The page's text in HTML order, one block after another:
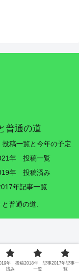
普通の道
稿一覧と今年の予定
年 投稿一覧
年 投稿済み
年記事一覧
普通の道.
年 投稿
済み
2018年 記事
一覧
2017年記事一
覧